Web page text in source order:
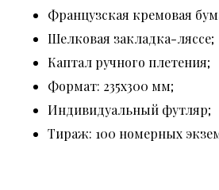
Французская кремовая
Шелковая закладка-ляссе;
Каптал ручного плетения;
Формат: 235х300 мм;
Индивидуальный футляр;
Тираж: 100 номерных